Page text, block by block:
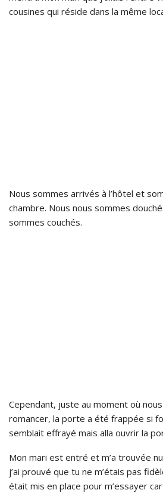
cousines ​​qui réside dans la même
Nous sommes arrivés à l’hôtel et
chambre. Nous nous sommes
sommes couchés.
Cependant, juste au moment où
romancer, la porte a été frappée si
semblait effrayé mais alla ouvrir la
Mon mari est entré et m’a trouvée
j’ai prouvé que tu ne m’étais pas
était mis en place pour m’essayer